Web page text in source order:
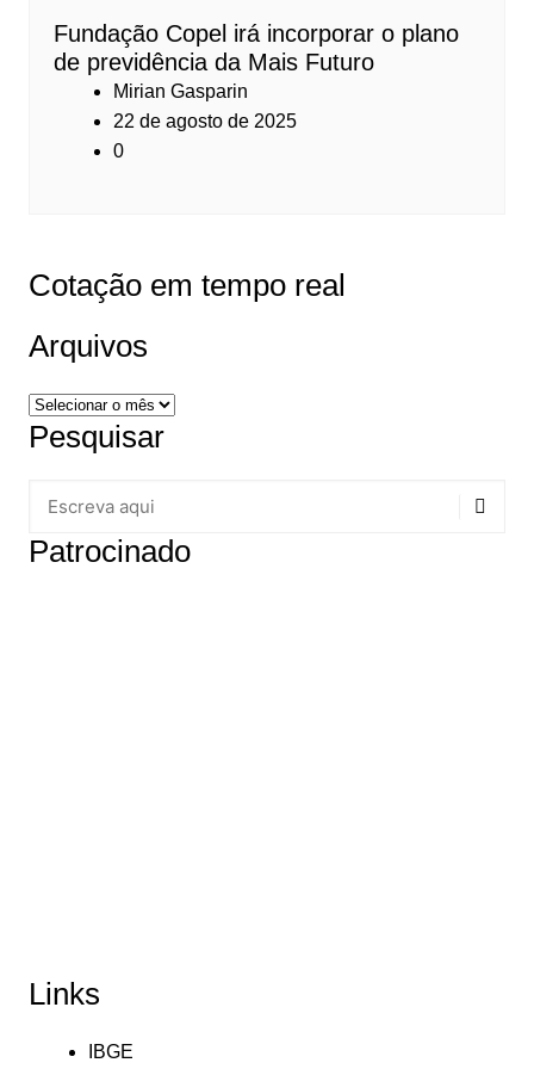
Fundação Copel irá incorporar o plano
de previdência da Mais Futuro
Mirian Gasparin
22 de agosto de 2025
0
Cotação em tempo real
Arquivos
Arquivos
Pesquisar
Patrocinado
Links
IBGE